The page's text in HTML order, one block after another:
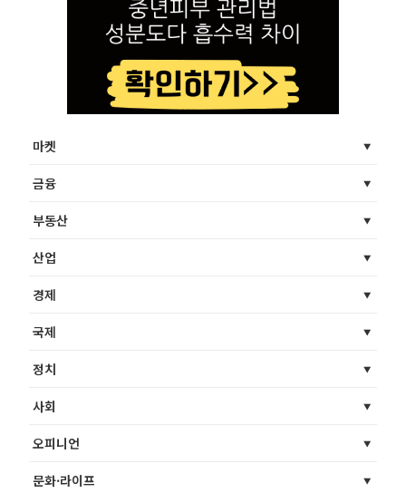
마켓
금융
부동산
산업
경제
국제
정치
사회
오피니언
문화·라이프